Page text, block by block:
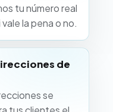
tu número real
la pena o no.
de
se